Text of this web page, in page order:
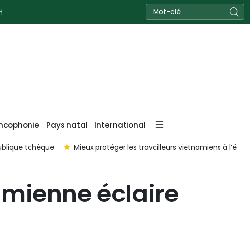
Pays natal International
tchèque Mieux protéger les travailleurs vietnamiens à
éclaire